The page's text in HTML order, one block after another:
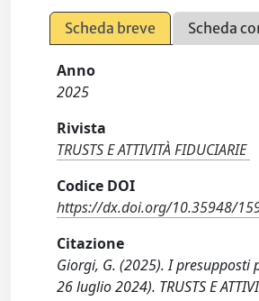
Scheda breve Scheda
Anno
2025
Rivista
TRUSTS E ATTIVITÀ FIDUCIARIE
Codice DOI
https://dx.doi.org/10.35948/
Citazione
Giorgi, G. (2025). I presupposti
26 luglio 2024). TRUSTS E